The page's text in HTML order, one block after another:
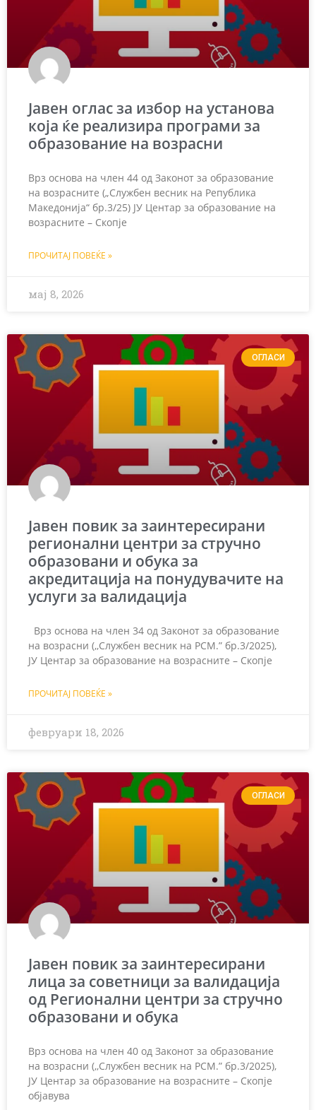
Јавен оглас за избор на установа
која ќе реализира програми за
образование на возрасни
Врз основа на член 44 од Законот за образование
на возрасните („Службен весник на Република
Македонија“ бр.3/25) ЈУ Центар за образование на
возрасните – Скопје
ПРОЧИТАЈ ПОВЕЌЕ »
мај 8, 2026
ОГЛАСИ
Јавен повик за заинтересирани
регионални центри за стручно
образовани и обука за
акредитација на понудувачите на
услуги за валидација
Врз основа на член 34 од Законот за образование
на возрасни (,,Службен весник на РСМ.” бр.3/2025),
ЈУ Центар за образование на возрасните – Скопје
ПРОЧИТАЈ ПОВЕЌЕ »
февруари 18, 2026
ОГЛАСИ
Јавен повик за заинтересирани
лица за советници за валидација
од Регионални центри за стручно
образовани и обука
Врз основа на член 40 од Законот за образование
на возрасни (,,Службен весник на РСМ.” бр.3/2025),
ЈУ Центар за образование на возрасните – Скопје
објавува